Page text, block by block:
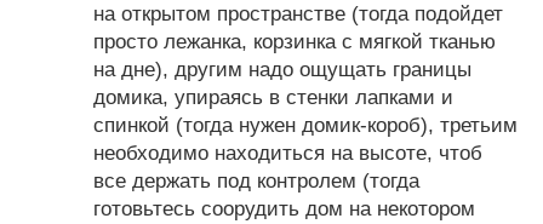
на открытом пространстве (тогда подойдет
просто лежанка, корзинка с мягкой тканью
на дне), другим надо ощущать границы
домика, упираясь в стенки лапками и
спинкой (тогда нужен домик-короб), третьим
необходимо находиться на высоте, чтоб
все держать под контролем (тогда
готовьтесь соорудить дом на некотором